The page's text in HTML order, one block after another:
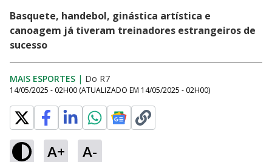
Basquete, handebol, ginástica artística e
canoagem já tiveram treinadores estrangeiros de
sucesso
MAIS ESPORTES | Do R7
14/05/2025 - 02H00 (ATUALIZADO EM 14/05/2025 - 02H00)
A+ A-